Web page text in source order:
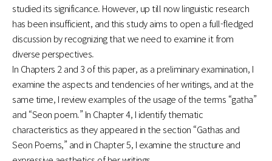
studied its significance. However, up till now linguistic research
has been insufficient, and this study aims to open a full-fledged
discussion by recognizing that we need to examine it from
diverse perspectives.
In Chapters 2 and 3 of this paper, as a preliminary examination, I
examine the aspects and tendencies of her writings, and at the
same time, I review examples of the usage of the terms “gatha”
and “Seon poem.” In Chapter 4, I identify thematic
characteristics as they appeared in the section “Gathas and
Seon Poems,” and in Chapter 5, I examine the structure and